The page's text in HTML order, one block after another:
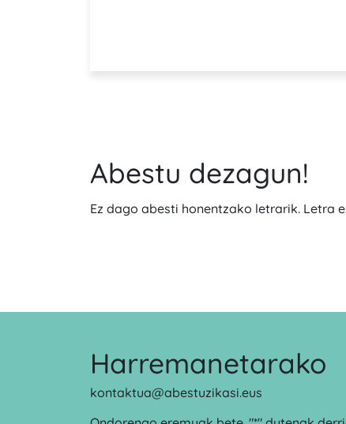
Abestu dezagun!
Ez dago abesti honentzako letrarik. Letra
Harremanetarako
kontaktua@abestuzikasi.eus